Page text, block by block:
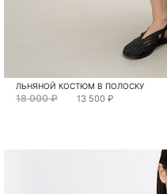
ЛЬНЯНОЙ КОСТЮМ В ПОЛОСКУ
18 000 ₽ 13 500 ₽